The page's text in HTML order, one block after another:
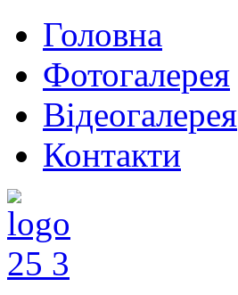
Головна
Фотогалерея
Відеогалерея
Контакти